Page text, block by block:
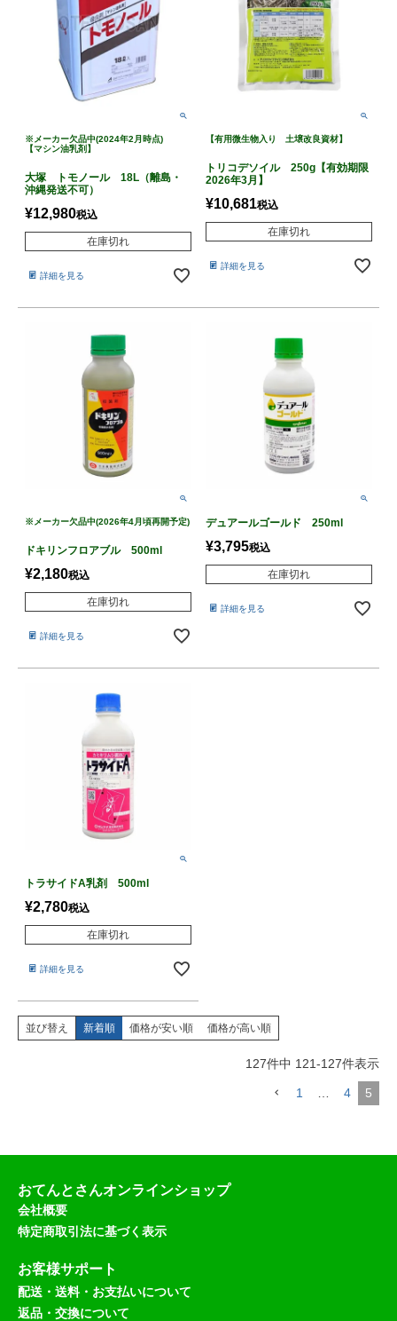
※メーカー欠品中(2024年2月時点)
【マシン油乳剤】
大塚 トモノール 18L（離島・
沖縄発送不可）
¥12,980税込
在庫切れ
詳細を見る
【有用微生物入り 土壌改良資材】
トリコデソイル 250g【有効期限
2026年3月】
¥10,681税込
在庫切れ
詳細を見る
※メーカー欠品中(2026年4月頃再開予定)
ドキリンフロアブル 500ml
¥2,180税込
在庫切れ
詳細を見る
デュアールゴールド 250ml
¥3,795税込
在庫切れ
詳細を見る
トラサイドA乳剤 500ml
¥2,780税込
在庫切れ
詳細を見る
並び替え 新着順 価格が安い順 価格が高い順
127件中 121-127件表示
1 4 5
おてんとさんオンラインショップ
会社概要
特定商取引法に基づく表示
お客様サポート
配送・送料・お支払いについて
返品・交換について